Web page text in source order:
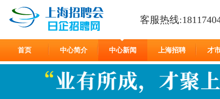
客服热线
首页 中心简介 中心新闻 上海招聘 才